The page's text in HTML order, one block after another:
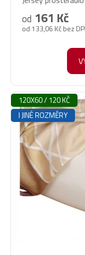
produktu
je
od 133,06 Kč bez
od 161 Kč
120X60 / 120 KČ
I JINÉ ROZMĚRY